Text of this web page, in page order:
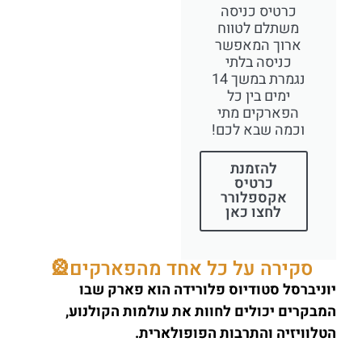
כרטיס כניסה
משתלם לטווח
ארוך המאפשר
כניסה בלתי
נגמרת במשך 14
ימים בין כל
הפארקים מתי
וכמה שבא לכם!
להזמנת
כרטיס
אקספלורר
לחצו כאן
סקירה על כל אחד מהפארקים🎡
יוניברסל סטודיוס פלורידה הוא פארק שבו
המבקרים יכולים לחוות את עולמות הקולנוע,
הטלוויזיה והתרבות הפופולארית.